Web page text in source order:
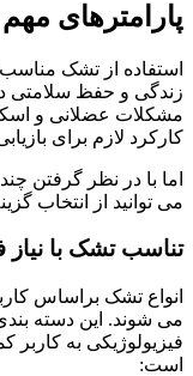
پارامترهای
استفاده از تشک مناسب
زندگی و حفظ سلامتی
مشکلات عضلانی و
کارکرد لازم برای
اما با در نظر گرفتن
می توانید از انتخاب
تناسب تشک با نیاز
انواع تشک براساس
می شوند. این دسته
فیزیولوژیکی به کاربر
است: